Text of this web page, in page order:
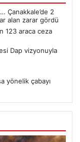
Çanakkale’de 2
alan zarar gördü
123 araca ceza
Dap vizyonuyla
yönelik çabayı